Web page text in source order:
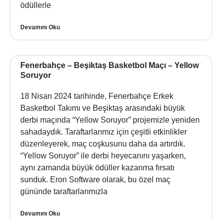
ödüllerle
Devamını Oku
Fenerbahçe – Beşiktaş Basketbol Maçı – Yellow
Soruyor
18 Nisan 2024 tarihinde, Fenerbahçe Erkek
Basketbol Takımı ve Beşiktaş arasındaki büyük
derbi maçında “Yellow Soruyor” projemizle yeniden
sahadaydık. Taraftarlarımız için çeşitli etkinlikler
düzenleyerek, maç coşkusunu daha da artırdık.
“Yellow Soruyor” ile derbi heyecanını yaşarken,
aynı zamanda büyük ödüller kazanma fırsatı
sunduk. Eron Software olarak, bu özel maç
gününde taraftarlarımızla
Devamını Oku